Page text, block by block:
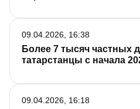
Более 7 тысяч частных
татарстанцы с начала
09.04.2026, 16:38
09.04.2026, 16:18